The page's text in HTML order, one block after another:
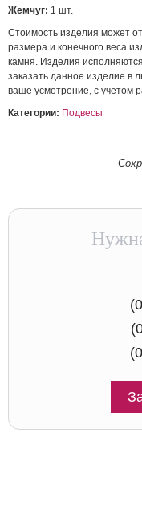
Жемчуг: 1 шт.
Стоимость изделия может
размера и конечного веса
камня. Изделия
заказать данное изделие в
ваше усмотрение, с учетом
Категории: Подвесы